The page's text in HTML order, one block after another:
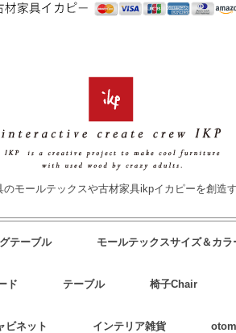
モールテックスや古材家具ikpイカピーを創造
テーブル モールテックスサイズ＆カラ
ド テーブル 椅子Chair
ビネット インテリア雑貨